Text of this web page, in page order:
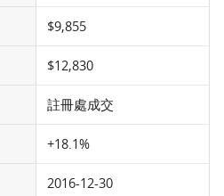
$9,855
$12,830
註冊處成交
+18.1%
2016-12-30